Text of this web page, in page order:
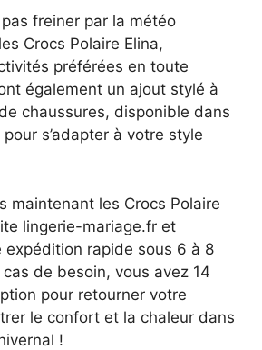
freiner par la météo
Crocs Polaire Elina,
préférées en toute
également un ajout stylé à
chaussures, disponible dans
s’adapter à votre style
maintenant les Crocs Polaire
lingerie-mariage.fr et
expédition rapide sous 6 à 8
de besoin, vous avez 14
pour retourner votre
le confort et la chaleur dans
!